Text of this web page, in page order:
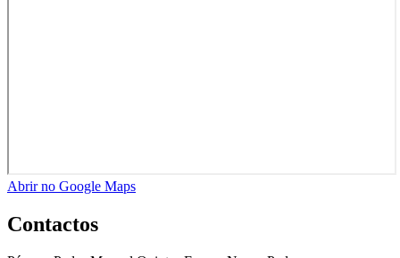
Abrir no Google Maps
Contactos